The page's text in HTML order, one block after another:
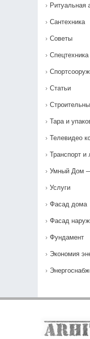
Ритуальная
Сантехника
Советы
Спецтехника
Статьи
Тара и
Телевидео
Транспорт и
Умный Дом —
Услуги
Фасад дома
Фасад
Фундамент
Экономия